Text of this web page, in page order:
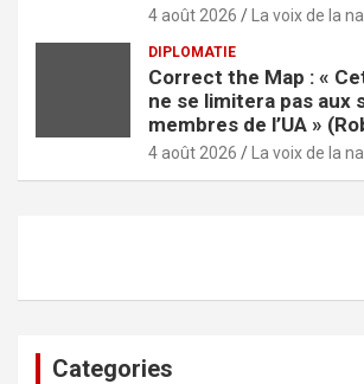
4 août 2026 La voix de la
DIPLOMATIE
Correct the Map : «
ne se limitera pas aux
membres de l’UA »
4 août 2026 La voix de la
Categories